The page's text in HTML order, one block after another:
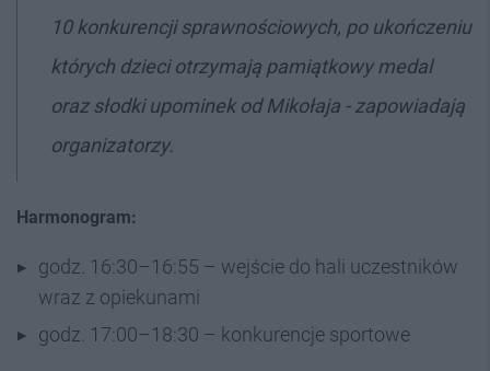
10 konkurencji sprawnościowych, po ukończeniu
których dzieci otrzymają pamiątkowy medal
oraz słodki upominek od Mikołaja - zapowiadają
organizatorzy.
Harmonogram:
godz. 16:30–16:55 – wejście do hali uczestników
wraz z opiekunami
godz. 17:00–18:30 – konkurencje sportowe